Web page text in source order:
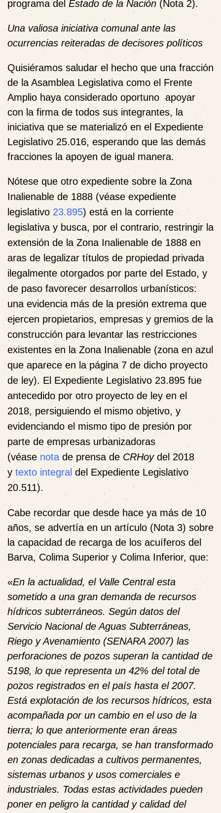
programa del Estado de la Nación (Nota 2).
Una valiosa iniciativa comunal ante las
ocurrencias reiteradas de decisores políticos
Quisiéramos saludar el hecho que una fracción
de la Asamblea Legislativa como el Frente
Amplio haya considerado oportuno apoyar
con la firma de todos sus integrantes, la
iniciativa que se materializó en el Expediente
Legislativo 25.016, esperando que las demás
fracciones la apoyen de igual manera.
Nótese que otro expediente sobre la Zona
Inalienable de 1888 (véase expediente
legislativo 23.895) está en la corriente
legislativa y busca, por el contrario, restringir la
extensión de la Zona Inalienable de 1888 en
aras de legalizar títulos de propiedad privada
ilegalmente otorgados por parte del Estado, y
de paso favorecer desarrollos urbanísticos:
una evidencia más de la presión extrema que
ejercen propietarios, empresas y gremios de la
construcción para levantar las restricciones
existentes en la Zona Inalienable (zona en azul
que aparece en la página 7 de dicho proyecto
de ley). El Expediente Legislativo 23.895 fue
antecedido por otro proyecto de ley en el
2018, persiguiendo el mismo objetivo, y
evidenciando el mismo tipo de presión por
parte de empresas urbanizadoras
(véase nota de prensa de CRHoydel 2018
y texto integral del Expediente Legislativo
20.511).
Cabe recordar que desde hace ya más de 10
años, se advertía en un artículo (Nota 3) sobre
la capacidad de recarga de los acuíferos del
Barva, Colima Superior y Colima Inferior, que:
«En la actualidad, el Valle Central esta
sometido a una gran demanda de recursos
hídricos subterráneos. Según datos del
Servicio Nacional de Aguas Subterráneas,
Riego y Avenamiento (SENARA 2007) las
perforaciones de pozos superan la cantidad de
5198, lo que representa un 42% del total de
pozos registrados en el país hasta el 2007.
Está explotación de los recursos hídricos, esta
acompañada por un cambio en el uso de la
tierra; lo que anteriormente eran áreas
potenciales para recarga, se han transformado
en zonas dedicadas a cultivos permanentes,
sistemas urbanos y usos comerciales e
industriales. Todas estas actividades pueden
poner en peligro la cantidad y calidad del